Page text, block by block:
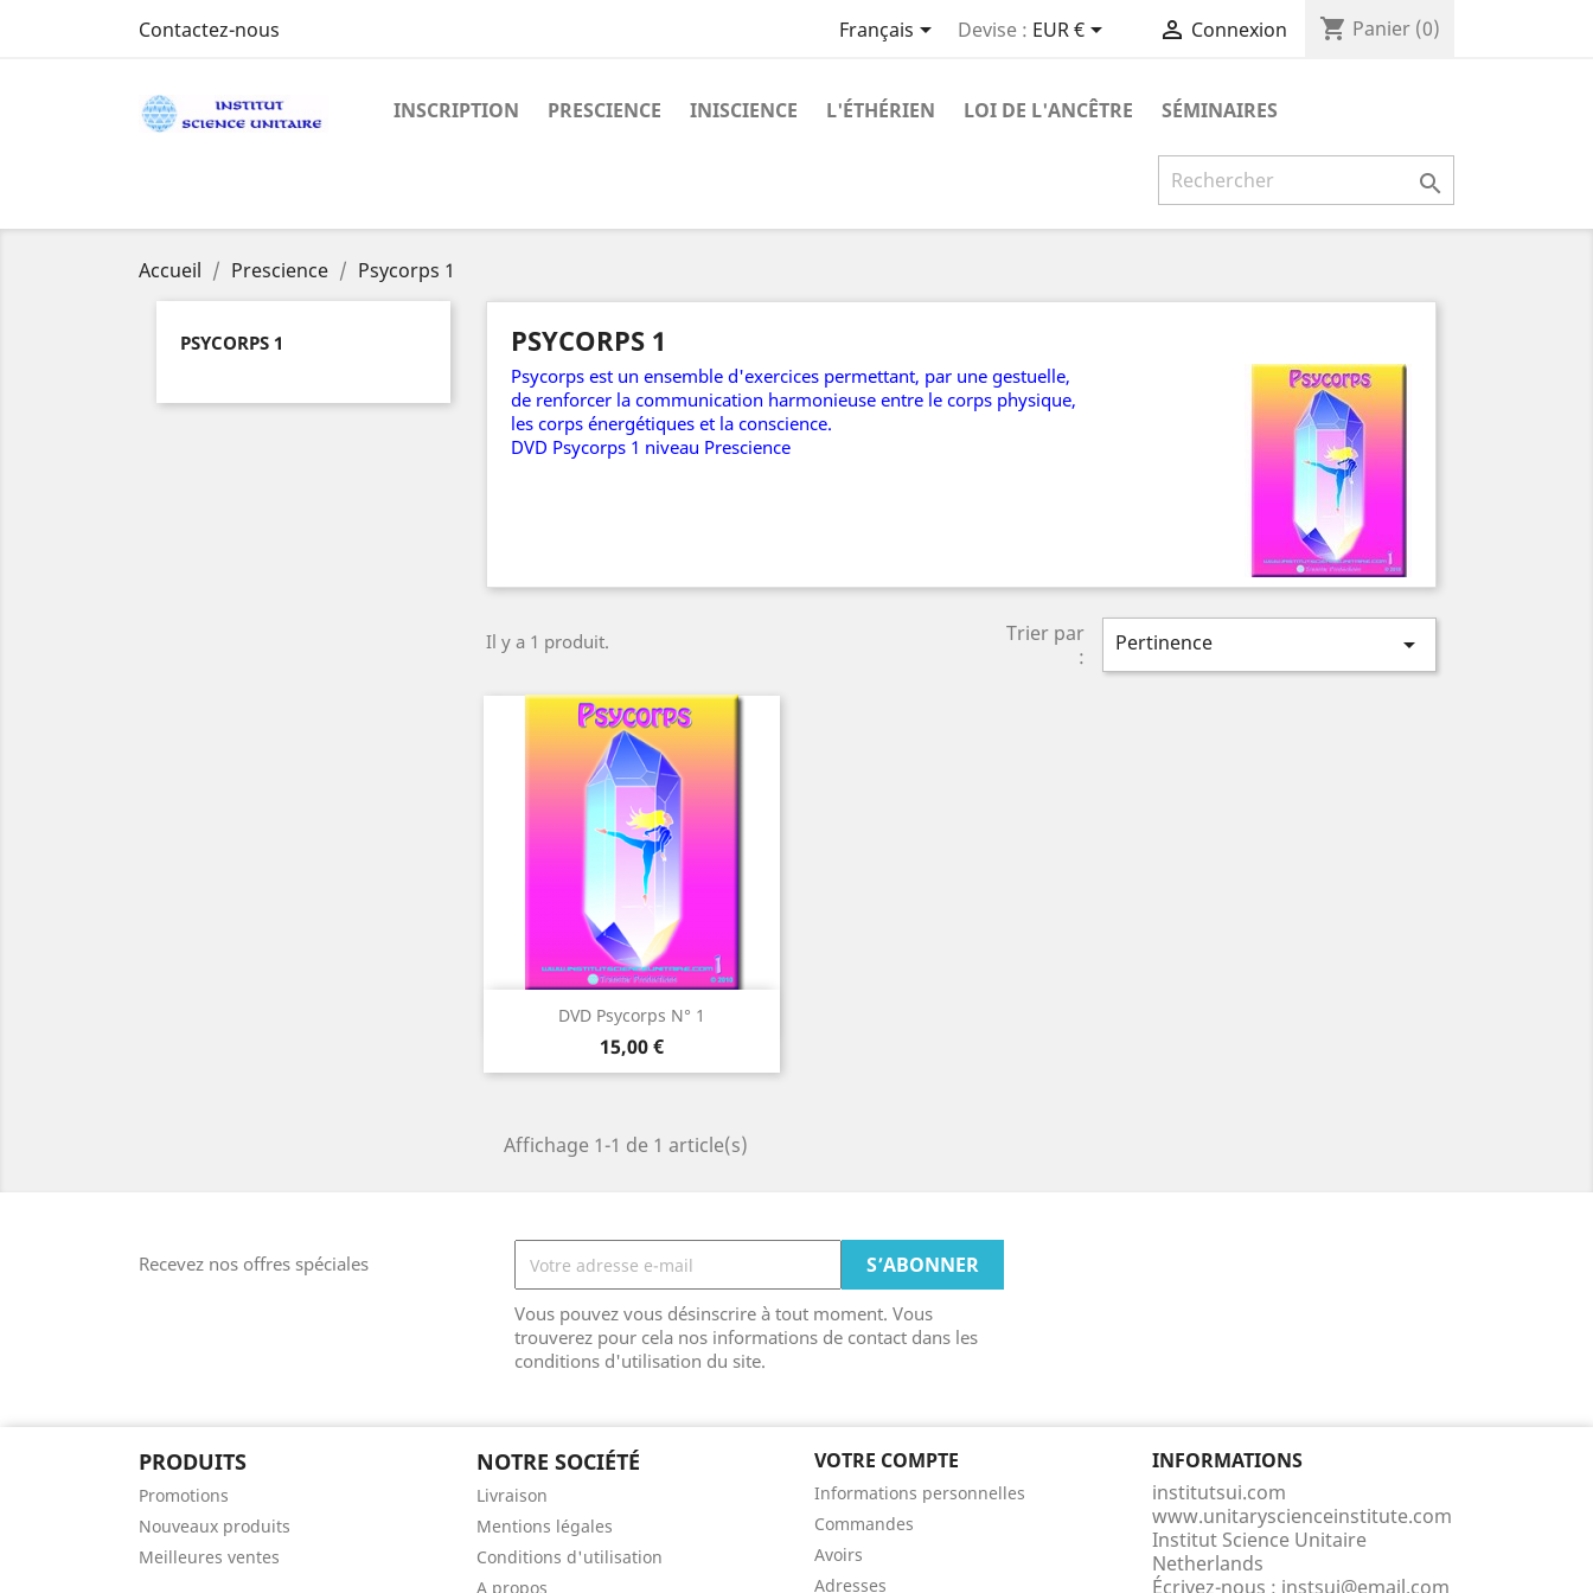
Contactez-nous Français Devise : EUR €  Connexion shopping_cart Panier (0)
INSCRIPTION PRESCIENCE INISCIENCE L'ÉTHÉRIEN LOI DE L'ANCÊTRE SÉMINAIRES

Accueil Prescience Psycorps 1
PSYCORPS 1 PSYCORPS 1
Psycorps est un ensemble d'exercices permettant, par une gestuelle,
de renforcer la communication harmonieuse entre le corps physique,
les corps énergétiques et la conscience.
DVD Psycorps 1 niveau Prescience
Il y a 1 produit.
Trier par
:
Pertinence 
DVD Psycorps N° 1
Prix
15,00 €
Aperçu rapide
Affichage 1-1 de 1 article(s)
Recevez nos offres spéciales
Vous pouvez vous désinscrire à tout moment. Vous
trouverez pour cela nos informations de contact dans les
conditions d'utilisation du site.
PRODUITS
Promotions
Nouveaux produits
Meilleures ventes
NOTRE SOCIÉTÉ
Livraison
Mentions légales
Conditions d'utilisation
A propos
VOTRE COMPTE
Informations personnelles
Commandes
Avoirs
Adresses
INFORMATIONS
institutsui.com
www.unitaryscienceinstitute.com
Institut Science Unitaire
Netherlands
Écrivez-nous : instsui@email.com